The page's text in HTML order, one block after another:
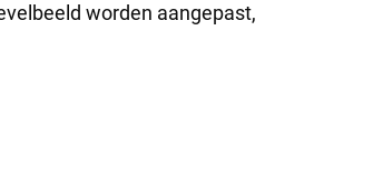
worden aangepast,